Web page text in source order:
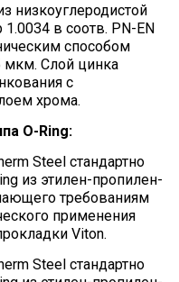
низкоуглеродистой
в соотв. PN-EN
способом
мкм. Слой цинка
с
хрома.
O-Ring:
Steel стандартно
из этилен-пропилен-
требованиям
применения
Viton.
Steel стандартно